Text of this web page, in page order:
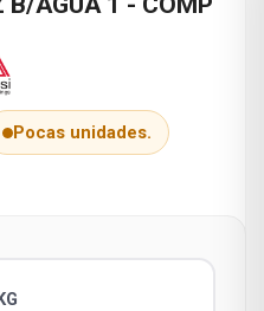
Pocas unidades.